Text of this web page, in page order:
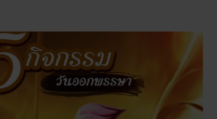
โชคลาภ ในวันออกพรรษา